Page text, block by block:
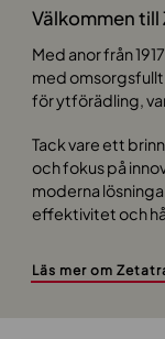
Välkommen
Med anor från
med omsorgsfullt
för ytförädling,
Tack vare ett
och fokus på
moderna
effektivitet och
Läs mer om